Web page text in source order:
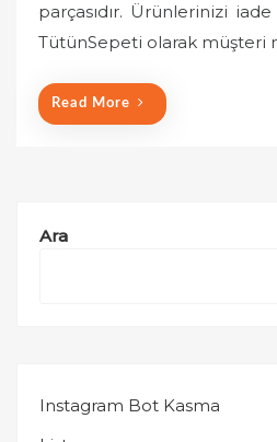
parçasıdır. Ürünlerinizi
TütünSepeti olarak müşteri
Read More
Ara
Instagram Bot Kasma